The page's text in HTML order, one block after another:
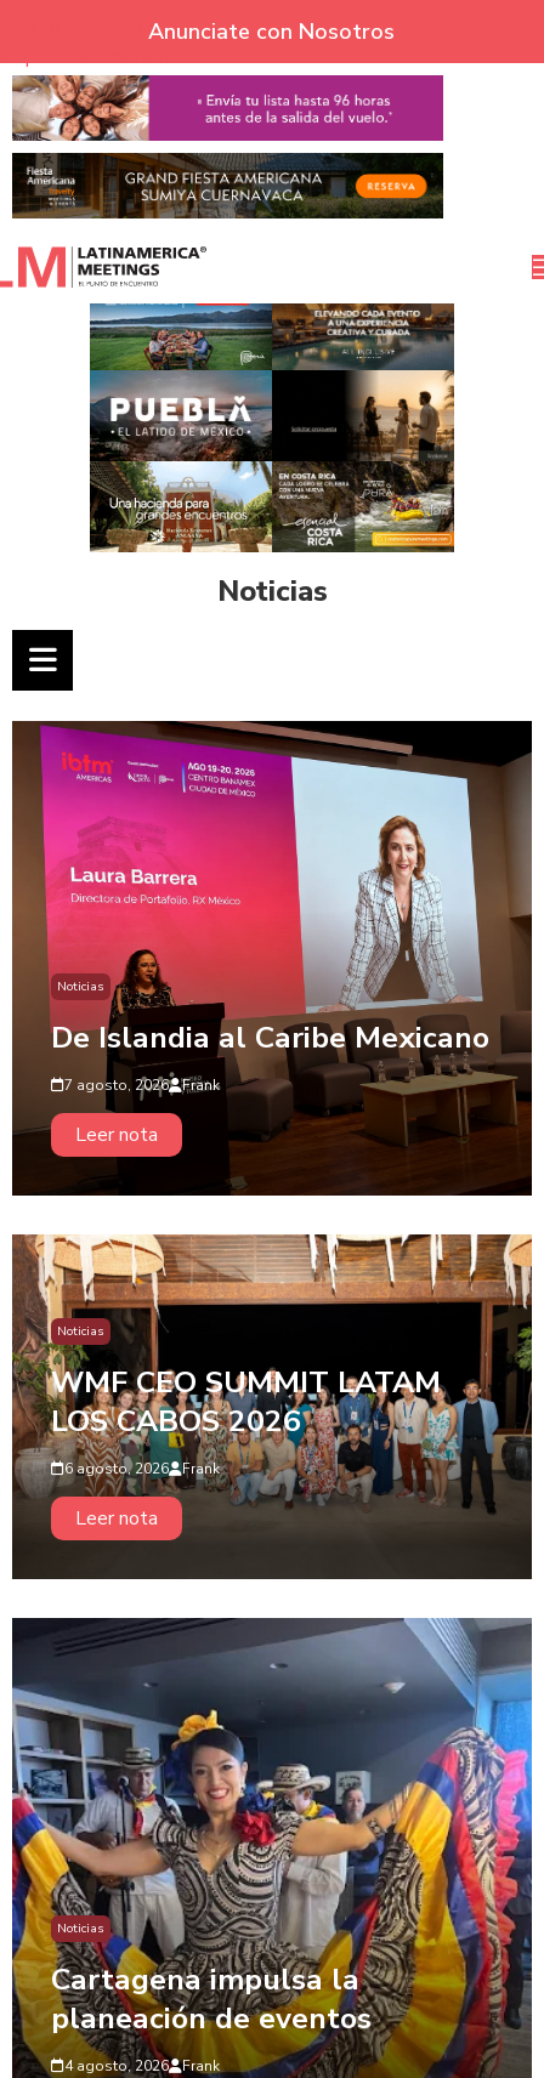
Skip to navigation
Skip to main content
Anunciate con Nosotros
Noticias
Noticias
De Islandia al Caribe Mexicano
7 agosto, 2026 Frank
Leer nota
Noticias
WMF CEO SUMMIT LATAM
LOS CABOS 2026
6 agosto, 2026 Frank
Leer nota
Noticias
Cartagena impulsa la
planeación de eventos
4 agosto, 2026 Frank